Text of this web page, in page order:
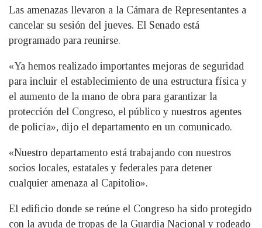
Las amenazas llevaron a la Cámara de Representantes a
cancelar su sesión del jueves. El Senado está
programado para reunirse.
«Ya hemos realizado importantes mejoras de seguridad
para incluir el establecimiento de una estructura física y
el aumento de la mano de obra para garantizar la
protección del Congreso, el público y nuestros agentes
de policía», dijo el departamento en un comunicado.
«Nuestro departamento está trabajando con nuestros
socios locales, estatales y federales para detener
cualquier amenaza al Capitolio».
El edificio donde se reúne el Congreso ha sido protegido
con la ayuda de tropas de la Guardia Nacional y rodeado